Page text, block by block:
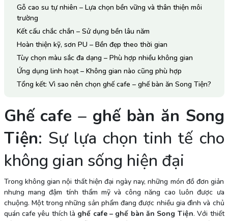
Gỗ cao su tự nhiên – Lựa chọn bền vững và thân thiện môi
trường
Kết cấu chắc chắn – Sử dụng bền lâu năm
Hoàn thiện kỹ, sơn PU – Bền đẹp theo thời gian
Tùy chọn màu sắc đa dạng – Phù hợp nhiều không gian
Ứng dụng linh hoạt – Không gian nào cũng phù hợp
Tổng kết: Vì sao nên chọn ghế cafe – ghế bàn ăn Song Tiện?
Ghế cafe – ghế bàn ăn Song
Tiện: Sự lựa chọn tinh tế cho
không gian sống hiện đại
Trong không gian nội thất hiện đại ngày nay, những món đồ đơn giản
nhưng mang đậm tính thẩm mỹ và công năng cao luôn được ưa
chuộng. Một trong những sản phẩm đang được nhiều gia đình và chủ
quán cafe yêu thích là ghế cafe – ghế bàn ăn Song Tiện. Với thiết